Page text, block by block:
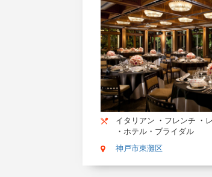
イタリアン ・フレンチ ・
・ホテル・ブライダル
神戸市東灘区